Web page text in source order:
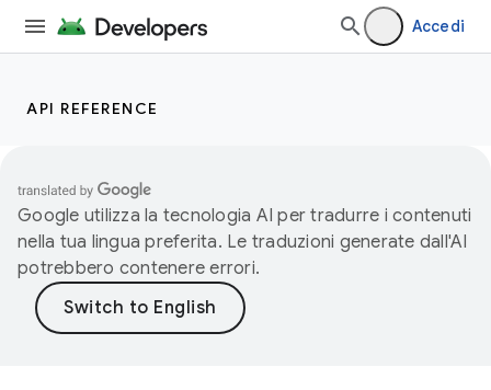
Accedi
API REFERENCE
Google utilizza la tecnologia AI per tradurre i contenuti
nella tua lingua preferita. Le traduzioni generate dall'AI
potrebbero contenere errori.